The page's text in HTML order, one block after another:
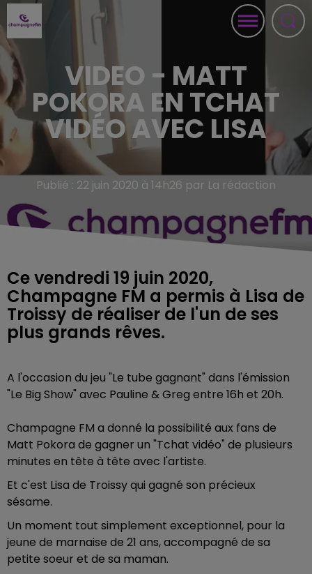
VIDEO - MATT
POKORA EN TCHAT
VIDÉO AVEC LISA
Publié : 22 juin 2020 à 14h26 par La rédaction
Ce vendredi 19 juin 2020,
Champagne FM a permis à Lisa de
Troissy de réaliser de l'un de ses
plus grands rêves.
A l'occasion du jeu "Le tube gagnant" dans l'émission
"Le Big Show" avec Pauline & Greg entre 16h et 20h.
Champagne FM a donné la possibilité aux fans de
Matt Pokora de gagner un "Tchat vidéo" de plusieurs
minutes en tête à tête avec l'artiste.
Et c'est Lisa de Troissy qui gagné son précieux
sésame.
Un moment tout simplement exceptionnel, pour la
jeune de marnaise de 21 ans, accompagné de sa
petite soeur et de sa maman.